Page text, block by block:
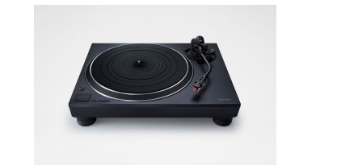
Historie
Aktuelles
Kontakt